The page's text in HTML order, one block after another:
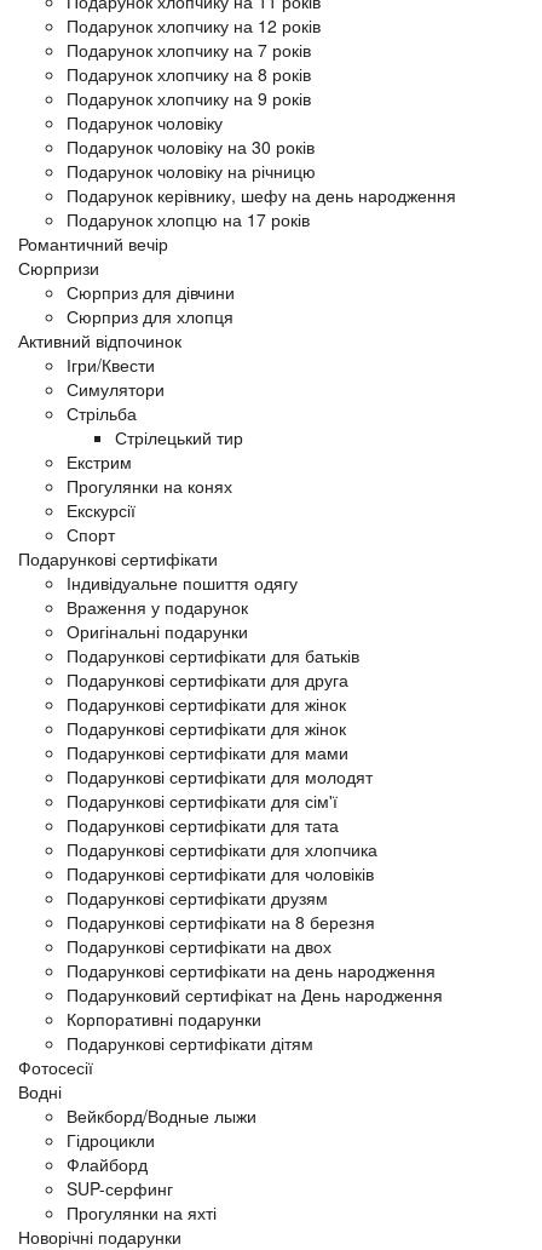
Подарунок хлопчику на 12 років
Подарунок хлопчику на 7 років
Подарунок хлопчику на 8 років
Подарунок хлопчику на 9 років
Подарунок чоловіку
Подарунок чоловіку на 30 років
Подарунок чоловіку на річницю
Подарунок керівнику, шефу на день народження
Подарунок хлопцю на 17 років
Романтичний вечір
Сюрпризи
Сюрприз для дівчини
Сюрприз для хлопця
Активний відпочинок
Ігри/Квести
Симулятори
Стрільба
Стрілецький тир
Екстрим
Прогулянки на конях
Екскурсії
Спорт
Подарункові сертифікати
Індивідуальне пошиття одягу
Враження у подарунок
Оригінальні подарунки
Подарункові сертифікати для батьків
Подарункові сертифікати для друга
Подарункові сертифікати для жінок
Подарункові сертифікати для жінок
Подарункові сертифікати для мами
Подарункові сертифікати для молодят
Подарункові сертифікати для сім'ї
Подарункові сертифікати для тата
Подарункові сертифікати для хлопчика
Подарункові сертифікати для чоловіків
Подарункові сертифікати друзям
Подарункові сертифікати на 8 березня
Подарункові сертифікати на двох
Подарункові сертифікати на день народження
Подарунковий сертифікат на День народження
Корпоративні подарунки
Подарункові сертифікати дітям
Фотосесії
Водні
Вейкборд/Водные лыжи
Гідроцикли
Флайборд
SUP-серфинг
Прогулянки на яхті
Новорічні подарунки